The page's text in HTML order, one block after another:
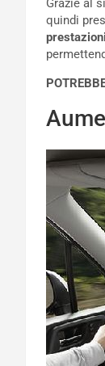
Grazie al
quindi
prestazioni